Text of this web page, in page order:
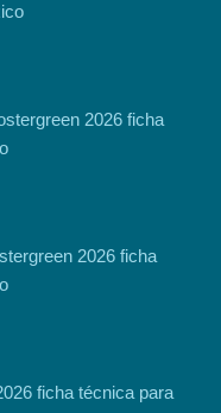
2026 ficha
2026 ficha
ficha técnica para